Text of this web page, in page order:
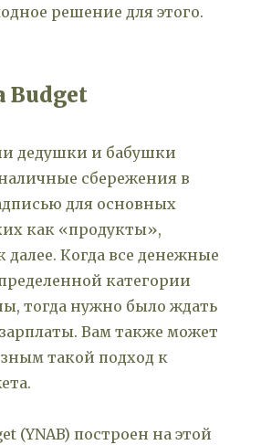
решение для этого.
Budget
дедушки и бабушки
сбережения в
для основных
как «продукты»,
далее. Когда все денежные
категории
тогда нужно было ждать
Вам также может
такой подход к
(YNAB) построен на этой